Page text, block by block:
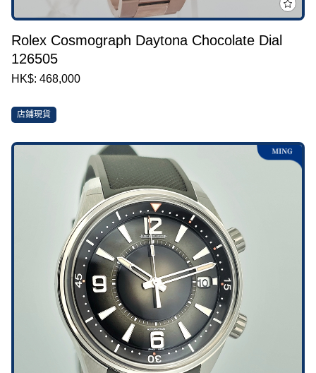
Rolex Cosmograph Daytona Chocolate Dial
126505
HK$: 468,000
店鋪現貨